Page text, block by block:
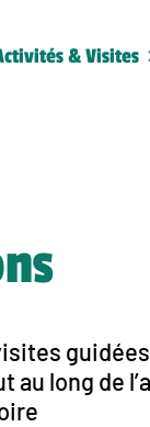
& Visites
long de